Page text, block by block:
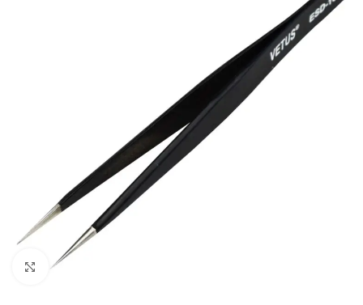
Click to enlarge